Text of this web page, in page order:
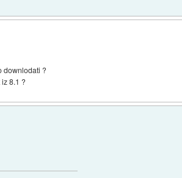
downlodati ?
8.1 ?